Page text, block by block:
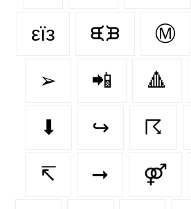
εїз ᙙᙖ Ⓜ
➢ 📲 🔺
⬇ ↪ ☈
↸ ➞ ⚤